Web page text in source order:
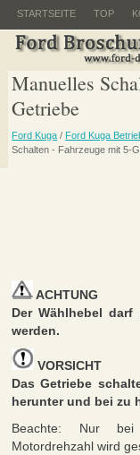
STARTSEITE TOP
Manuelles
Getriebe
Ford Kuga / Ford Kuga
Schalten - Fahrzeuge mit 5-
ACHTUNG
Der Wählhebel
werden.
VORSICHT
Das Getriebe
herunter und bei zu
Beachte: Nur bei
Motordrehzahl wird